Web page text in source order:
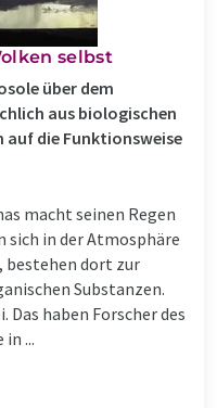
selbst
über dem
aus biologischen
auf die Funktionsweise
macht seinen Regen
sich in der Atmosphäre
bestehen dort zur
Substanzen.
Das haben Forscher des
...